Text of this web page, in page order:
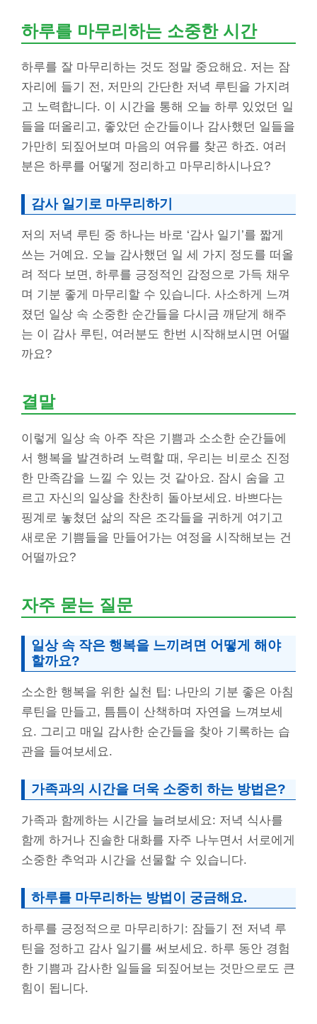
하루를 마무리하는 소중한 시간
하루를 잘 마무리하는 것도 정말 중요해요. 저는 잠
자리에 들기 전, 저만의 간단한 저녁 루틴을 가지려
고 노력합니다. 이 시간을 통해 오늘 하루 있었던 일
들을 떠올리고, 좋았던 순간들이나 감사했던 일들을
가만히 되짚어보며 마음의 여유를 찾곤 하죠. 여러
분은 하루를 어떻게 정리하고 마무리하시나요?
감사 일기로 마무리하기
저의 저녁 루틴 중 하나는 바로 ‘감사 일기’를 짧게
쓰는 거예요. 오늘 감사했던 일 세 가지 정도를 떠올
려 적다 보면, 하루를 긍정적인 감정으로 가득 채우
며 기분 좋게 마무리할 수 있습니다. 사소하게 느껴
졌던 일상 속 소중한 순간들을 다시금 깨닫게 해주
는 이 감사 루틴, 여러분도 한번 시작해보시면 어떨
까요?
결말
이렇게 일상 속 아주 작은 기쁨과 소소한 순간들에
서 행복을 발견하려 노력할 때, 우리는 비로소 진정
한 만족감을 느낄 수 있는 것 같아요. 잠시 숨을 고
르고 자신의 일상을 찬찬히 돌아보세요. 바쁘다는
핑계로 놓쳤던 삶의 작은 조각들을 귀하게 여기고
새로운 기쁨들을 만들어가는 여정을 시작해보는 건
어떨까요?
자주 묻는 질문
일상 속 작은 행복을 느끼려면 어떻게 해야
할까요?
소소한 행복을 위한 실천 팁: 나만의 기분 좋은 아침
루틴을 만들고, 틈틈이 산책하며 자연을 느껴보세
요. 그리고 매일 감사한 순간들을 찾아 기록하는 습
관을 들여보세요.
가족과의 시간을 더욱 소중히 하는 방법은?
가족과 함께하는 시간을 늘려보세요: 저녁 식사를
함께 하거나 진솔한 대화를 자주 나누면서 서로에게
소중한 추억과 시간을 선물할 수 있습니다.
하루를 마무리하는 방법이 궁금해요.
하루를 긍정적으로 마무리하기: 잠들기 전 저녁 루
틴을 정하고 감사 일기를 써보세요. 하루 동안 경험
한 기쁨과 감사한 일들을 되짚어보는 것만으로도 큰
힘이 됩니다.